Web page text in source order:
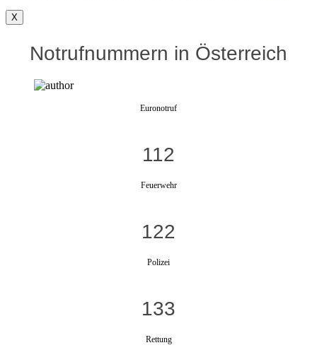
X
Notrufnummern in Österreich
Euronotruf
112
Feuerwehr
122
Polizei
133
Rettung